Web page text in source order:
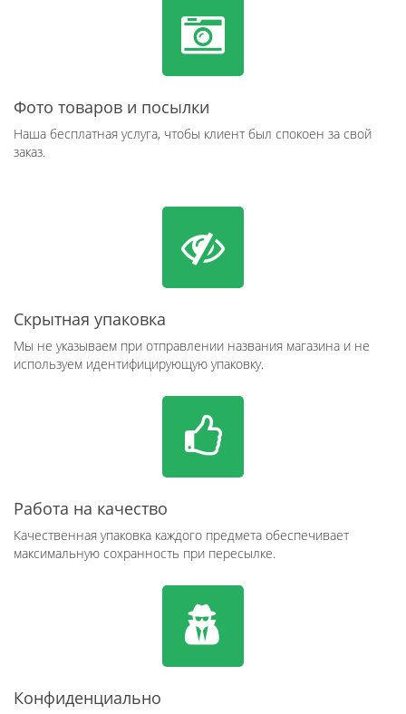
Фото товаров и посылки
Наша бесплатная услуга, чтобы клиент был спокоен за свой
заказ.
Скрытная упаковка
Мы не указываем при отправлении названия магазина и не
используем идентифицирующую упаковку.
Работа на качество
Качественная упаковка каждого предмета обеспечивает
максимальную сохранность при пересылке.
Конфиденциально